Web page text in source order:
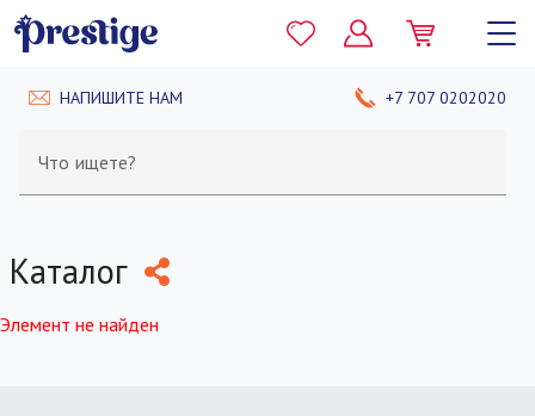
НАПИШИТЕ НАМ +7 707 0202020
Что ищете?
Каталог
Элемент не найден